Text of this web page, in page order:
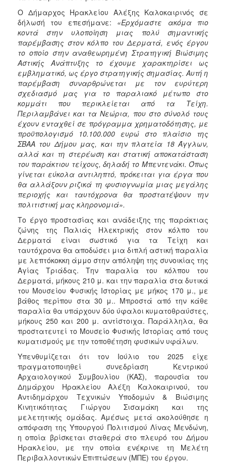
Ο Δήμαρχος Ηρακλείου Αλέξης Καλοκαιρινός σε
δήλωσή του επεσήμανε: «Ερχόμαστε ακόμα πιο
κοντά στην υλοποίηση μιας πολύ σημαντικής
παρέμβασης στον κόλπο του Δερματά, ενός έργου
το οποίο στην αναθεωρημένη Στρατηγική Βιώσιμης
Αστικής Ανάπτυξης το έχουμε χαρακτηρίσει ως
εμβληματικό, ως έργο στρατηγικής σημασίας. Αυτή η
παρέμβαση συναρθρώνεται με τον ευρύτερη
σχεδιασμό μας για το παραλιακό μέτωπο στο
κομμάτι που περικλείεται από τα Τείχη.
Περιλαμβάνει και τα Νεώρια, που στο σύνολό τους
έχουν ενταχθεί σε πρόγραμμα χρηματοδότησης, με
προϋπολογισμό 10.100.000 ευρώ στο πλαίσιο της
ΣΒΑΑ του Δήμου μας, και την πλατεία 18 Άγγλων,
αλλά και τη στερέωση και στατική αποκατάσταση
του παράκτιου τείχους, δηλαδή το Μπεντενάκι. Όπως
γίνεται εύκολα αντιληπτό, πρόκειται για έργα που
θα αλλάξουν ριζικά τη φυσιογνωμία μιας μεγάλης
περιοχής και ταυτόχρονα θα προστατέψουν την
πολιτιστική μας κληρονομιά».
Το έργο προστασίας και ανάδειξης της παράκτιας
ζώνης της Παλιάς Ηλεκτρικής στον κόλπο του
Δερματά είναι σωστικό για τα Τείχη και
ταυτόχρονα θα αποδώσει μια διπλή αστική παραλία
με λεπτόκοκκη άμμο στην απόληψη της συνοικίας της
Αγίας Τριάδας. Την παραλία του κόλπου του
Δερματά, μήκους 210 μ. και την παραλία στα δυτικά
του Μουσείου Φυσικής Ιστορίας με μήκος 170 μ., με
βάθος περίπου στα 30 μ.. Μπροστά από την κάθε
παραλία θα υπάρχουν δύο ύφαλοι κυματοθραύστες,
μήκους 250 και 200 μ. αντίστοιχα. Παράλληλα, θα
προστατευτεί το Μουσείο Φυσικής Ιστορίας από τους
κυματισμούς με την τοποθέτηση φυσικών υφάλων.
Υπενθυμίζεται ότι τον Ιούλιο του 2025 είχε
πραγματοποιηθεί συνεδρίαση Κεντρικού
Αρχαιολογικού Συμβουλίου (ΚΑΣ), παρουσία του
Δημάρχου Ηρακλείου Αλέξη Καλοκαιρινού, του
Αντιδημάρχου Τεχνικών Υποδομών & Βιώσιμης
Κινητικότητας Γιώργου Σισαμάκη και της
μελετητικής ομάδας. Αμέσως μετά ακολούθησε η
απόφαση της Υπουργού Πολιτισμού Λίνας Μενδώνη,
η οποία βρίσκεται σταθερά στο πλευρό του Δήμου
Ηρακλείου, με την οποία ενέκρινε τη Μελέτη
Περιβαλλοντικών Επιπτώσεων (ΜΠΕ) του έργου.